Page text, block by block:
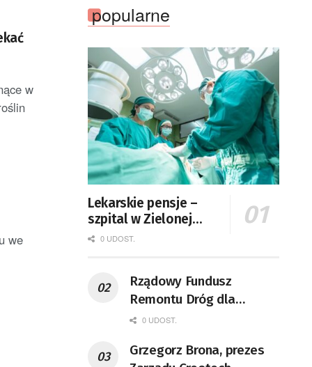
w
we
popularne
Lekarskie pensje –
szpital w Zielonej
Górze podaje dane
0 UDOST.
Rządowy Fundusz
Remontu Dróg dla
województwa lubuskiego
0 UDOST.
Grzegorz Brona, prezes